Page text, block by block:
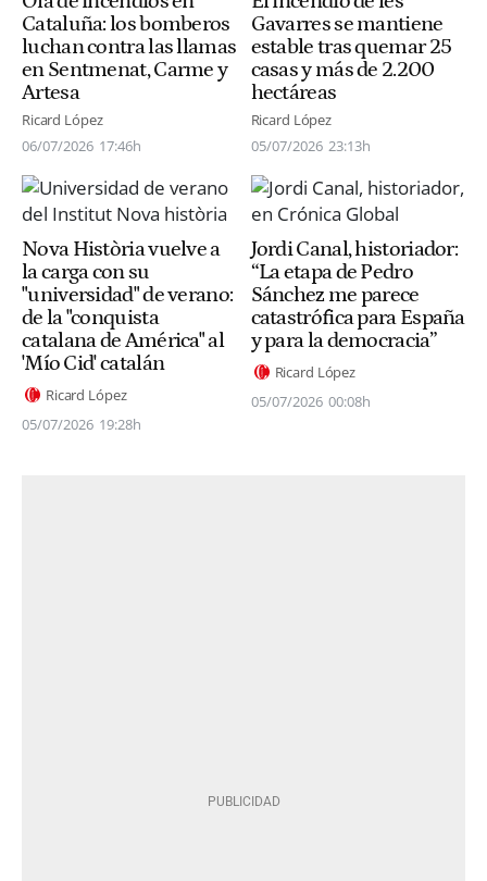
Cataluña: los bomberos
luchan contra las llamas
en Sentmenat, Carme y
Artesa
Ricard López
06/07/2026 17:46h
Gavarres se mantiene
estable tras quemar 25
casas y más de 2.200
hectáreas
Ricard López
05/07/2026 23:13h
Nova Història vuelve a
la carga con su
"universidad" de verano:
de la "conquista
catalana de América" al
'Mío Cid' catalán
Ricard López
05/07/2026 19:28h
Jordi Canal, historiador:
“La etapa de Pedro
Sánchez me parece
catastrófica para España
y para la democracia”
Ricard López
05/07/2026 00:08h